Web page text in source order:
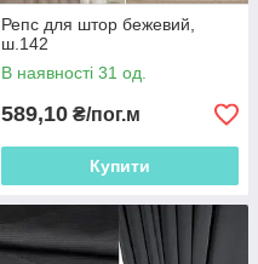
Репс для штор бежевий,
ш.142
В наявності 31 од.
589,10 ₴/пог.м
Купити